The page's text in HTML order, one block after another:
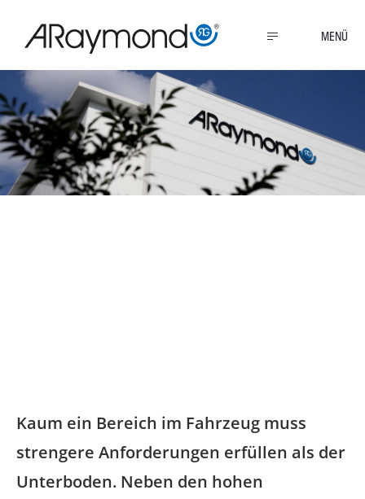
zum
Inhalt
Kaum ein Bereich im Fahrzeug muss
strengere Anforderungen erfüllen als der
Unterboden. Neben den hohen